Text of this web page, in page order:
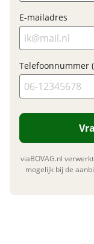
Financieel
Prijs
BTW/marge
Meerprijs
€ 0,-
Wat is een
E-mailadres
Telefoonnummer
viaBOVAG.nl
mogelijk bij de